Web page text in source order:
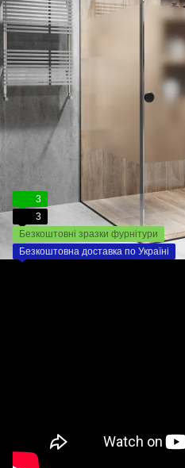
3
3
Безкоштовні зразки фурнітури
Безкоштовна доставка по Україні